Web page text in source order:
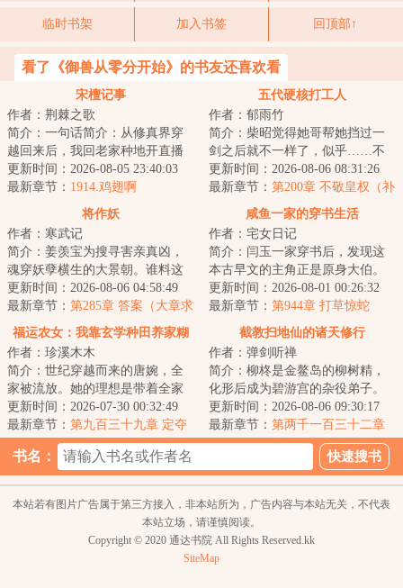
临时书架 加入书签 回顶部↑
看了《御兽从零分开始》的书友还喜欢看
宋檀记事
作者：荆棘之歌
简介：一句话简介：从修真界穿
越回来后，我回老家种地开直播
卖菜了！修成金丹渡劫失败的宋
檀回到现代，发...
更新时间：2026-08-05 23:40:03
最新章节： 1914.鸡翅啊
五代硬核打工人
作者：郁雨竹
简介：柴昭觉得她哥帮她挡过一
剑之后就不一样了，似乎……不
是他了。他总会说些郑先生都没
听过的，她听起...
更新时间：2026-08-06 08:31:26
最新章节： 第200章 不敬皇权（补
更昨天）
将作妖
作者：寒武记
简介：姜羡宝为搜寻害亲真凶，
魂穿妖孽横生的大景朝。谁料这
里破案，不看证据，只靠卦师！
这不巧了嘛？！...
更新时间：2026-08-06 04:58:49
最新章节： 第285章 答案（大章求
月票）
咸鱼一家的穿书生活
作者：宅女日记
简介：闫玉一家穿书后，发现这
本古早文的主角正是原身大伯。
他们是扒着大伯喝血，早早被分
家，在全文末尾...
更新时间：2026-08-01 00:26:32
最新章节： 第944章 打草惊蛇
福运农女：我靠玄学种田养家糊
作者：珍溪木木
简介：世纪穿越而来的唐婉，全
家被流放。她的理想是带着全家
去致富，从此山高水长，远离朝
堂恩怨。只是理...
更新时间：2026-07-30 00:32:49
最新章节： 第九百三十九章 定夺
截教扫地仙的诸天修行
作者：弹剑听禅
简介：柳柊是金鳌岛的柳树精，
化形后成为碧游宫的杂役弟子。
实际上，柳柊是杨眉大仙的后
裔，具有变异的时...
更新时间：2026-08-06 09:30:17
最新章节： 第两千一百三十二章
神仙炮灰7
书名：
本站若有图片广告属于第三方接入，非本站所为，广告内容与本站无关，不代表
本站立场，请谨慎阅读。
Copyright © 2020 通达书院 All Rights Reserved.kk
SiteMap